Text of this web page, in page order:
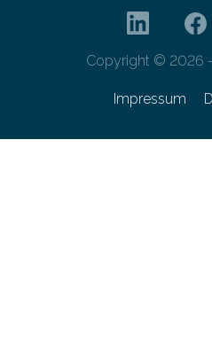
Copyright © 2026
Impressum